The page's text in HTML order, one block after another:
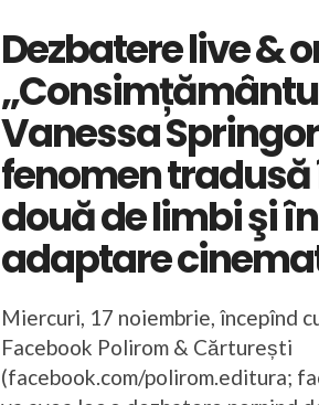
Dezbatere live &
Vanessa
fenomen tradusă
două de limbi şi
adaptare
Miercuri, 17 noiembrie, începînd
Facebook Polirom & Cărturești
(facebook.com/polirom.editura;